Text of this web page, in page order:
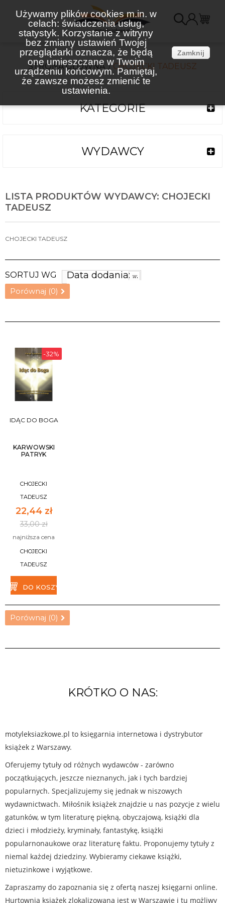
Używamy plików cookies m.in. w
celach: świadczenia usług,
statystyk. Korzystanie z witryny
bez zmiany ustawień Twojej
przeglądarki oznacza, że będą
one umieszczane w Twoim
urządzeniu końcowym. Pamiętaj,
że zawsze możesz zmienić te
ustawienia.
Zamknij
STRONA GŁÓWNA CHOJECKI TADEUSZ
KATEGORIE
WYDAWCY
LISTA PRODUKTÓW WYDAWCY: CHOJECKI
TADEUSZ
CHOJECKI TADEUSZ
SORTUJ WG Data dodania: najnowsze
Porównaj (0)
-32%
IDĄC DO BOGA
KARWOWSKI
PATRYK
CHOJECKI
TADEUSZ
22,44 zł
33,00 zł
najniższa cena
CHOJECKI
TADEUSZ
DO KOSZYKA
Porównaj (0)
KRÓTKO O NAS:
motyleksiazkowe.pl to księgarnia internetowa i dystrybutor
książek z Warszawy.
Oferujemy tytuły od różnych wydawców - zarówno
początkujących, jeszcze nieznanych, jak i tych bardziej
popularnych. Specjalizujemy się jednak w niszowych
wydawnictwach. Miłośnik książek znajdzie u nas pozycje z wielu
gatunków, w tym literaturę piękną, obyczajową, książki dla
dzieci i młodzieży, kryminały, fantastykę, książki
popularnonaukowe oraz literaturę faktu. Proponujemy tytuły z
niemal każdej dziedziny. Wybieramy ciekawe książki,
nietuzinkowe i wyjątkowe.
Zapraszamy do zapoznania się z ofertą naszej księgarni online.
Hurtownia książek zlokalizowana jest w Warszawie i tu możliwy